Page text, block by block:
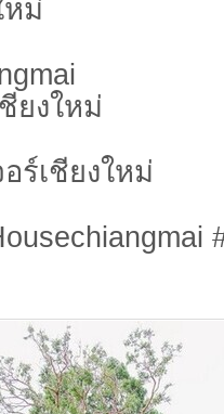
หม่
ยงใหม่
ร์เชียงใหม่